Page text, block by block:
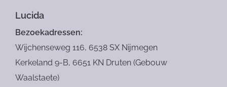
Ik ga akkoord met de
Verstuur
Lucida
Bezoekadressen:
Wijchenseweg 116, 6538 SX Nijmegen
Kerkeland 9-B, 6651 KN Druten (Gebouw
Waalstaete)